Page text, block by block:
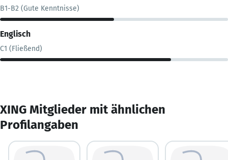
B1-B2 (Gute Kenntnisse)
Englisch
C1 (Fließend)
XING Mitglieder mit ähnlichen
Profilangaben